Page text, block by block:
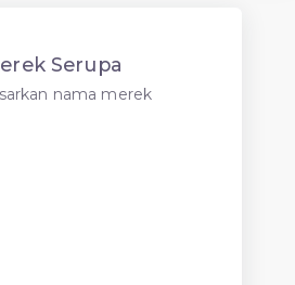
Serupa
nama merek